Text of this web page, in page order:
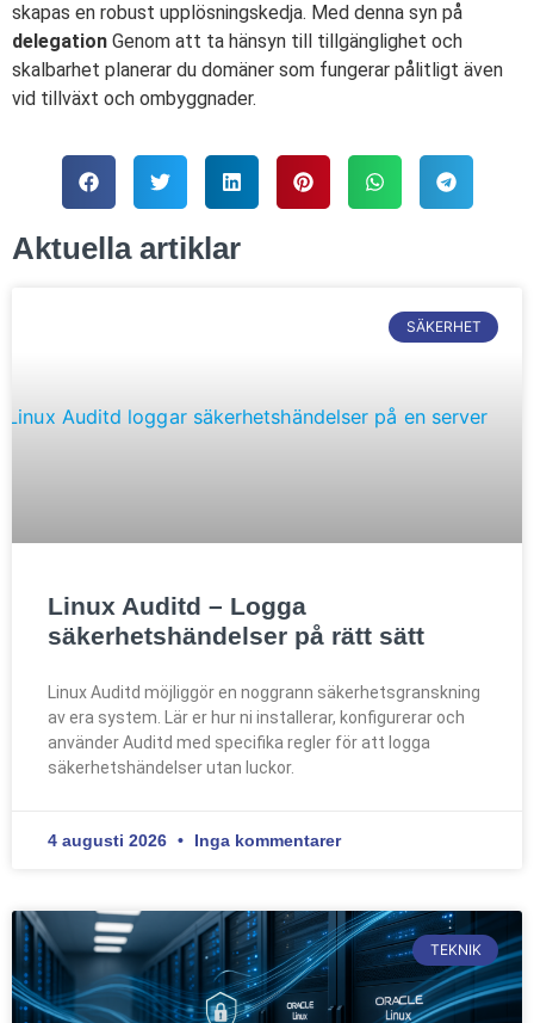
skapas en robust upplösningskedja. Med denna syn på
delegation Genom att ta hänsyn till tillgänglighet och
skalbarhet planerar du domäner som fungerar pålitligt även
vid tillväxt och ombyggnader.
Aktuella artiklar
SÄKERHET
Linux Auditd – Logga
säkerhetshändelser på rätt sätt
Linux Auditd möjliggör en noggrann säkerhetsgranskning
av era system. Lär er hur ni installerar, konfigurerar och
använder Auditd med specifika regler för att logga
säkerhetshändelser utan luckor.
4 augusti 2026 Inga kommentarer
TEKNIK